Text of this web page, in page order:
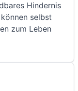
Hindernis
selbst
zum Leben